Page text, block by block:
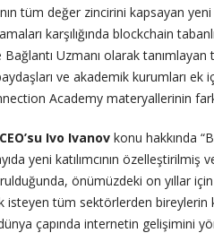
tüm değer zincirini kapsayan
karşılığında blockchain
Bağlantı Uzmanı olarak
ve akademik kurumları
Academy materyallerinin
Ivo Ivanov konu hakkında
yeni katılımcının özelleştirilmiş
önümüzdeki on yıllar
isteyen tüm sektörlerden bireylerin
çapında internetin gelişimini